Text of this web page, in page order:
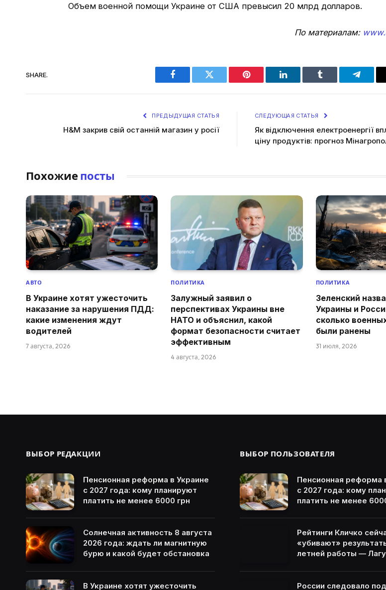
Объем военной помощи Украине от США превысил 20 млрд долларов.
По материалам:
SHARE.
Facebook Twitter Pinterest LinkedIn Tumblr
ПРЕДЫДУЩАЯ СТАТЬЯ
H&M закрив свій останній магазин у росії
СЛЕДУЮЩАЯ СТАТЬЯ
Як відключення електроенергії
ціну продуктів: прогноз
Похожие посты
АВТО
В Украине хотят ужесточить
наказание за нарушения ПДД:
какие изменения ждут
водителей
7 августа, 2026
ПОЛИТИКА
Залужный заявил о
перспективах Украины вне
НАТО и объяснил, какой
формат безопасности считает
эффективным
4 августа, 2026
ПОЛИТИКА
Зеленский
Украины и
сколько
были ранены
31 июля, 2026
ВЫБОР РЕДАКЦИИ
Пенсионная реформа в Украине
с 2027 года: кому планируют
платить не менее 6000 грн
Солнечная активность 8 августа
2026 года: ждать ли магнитную
бурю и какой будет обстановка
В Украине хотят ужесточить
ВЫБОР ПОЛЬЗОВАТЕЛЯ
Пенсионная реформа
с 2027 года: кому
платить не менее
Рейтинги Кличко
«убивают»
летней работы —
России следовало